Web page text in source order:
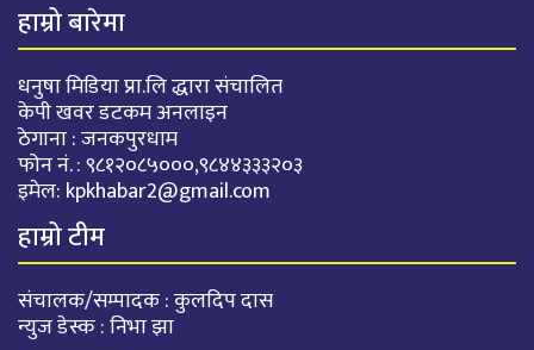
हाम्रो बारेमा
धनुषा मिडिया प्रा.लि द्धारा संचालित
केपी खवर डटकम अनलाइन
ठेगाना : जनकपुरधाम
फोन नं. : ९८१२०८५०००,९८४४३३३२०३
इमेल: kpkhabar2@gmail.com
हाम्रो टीम
संचालक/सम्पादक : कुलदिप दास
न्युज डेस्क : निभा झा